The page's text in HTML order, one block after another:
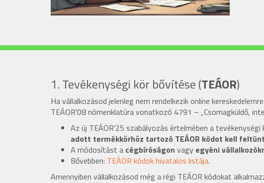
1. Tevékenységi kör bővítése (TEÁOR)
Ha vállalkozásod jelenleg nem rendelkezik online
TEÁOR'08nómenklatúravonatkozó 4791 – „Csomagküldő,
Az új TEÁOR'25 szabályozás értelmében a
adott termékkörhöz tartozó TEÁOR kódot kell
A módosítást a cégbíróságon vagy egyéni
Bővebben: TEÁOR kódok hivatalos listája.
Amennyiben vállalkozásod még a régi TEÁOR kódokat